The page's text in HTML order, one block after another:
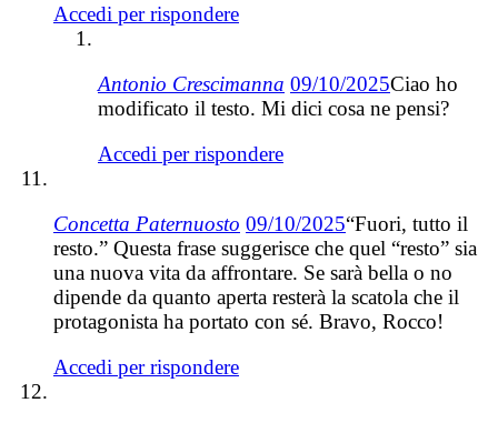
Accedi per rispondere
Antonio Crescimanna 09/10/2025Ciao ho
modificato il testo. Mi dici cosa ne pensi?
Accedi per rispondere
Concetta Paternuosto 09/10/2025“Fuori, tutto il
resto.” Questa frase suggerisce che quel “resto” sia
una nuova vita da affrontare. Se sarà bella o no
dipende da quanto aperta resterà la scatola che il
protagonista ha portato con sé. Bravo, Rocco!
Accedi per rispondere